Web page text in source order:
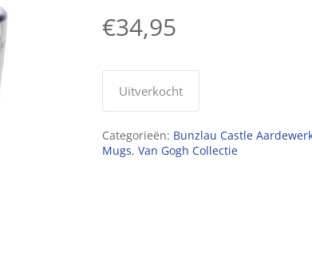
€34,95
Uitverkocht
Categorieën: Bunzlau Castle
Mugs, Van Gogh Collectie